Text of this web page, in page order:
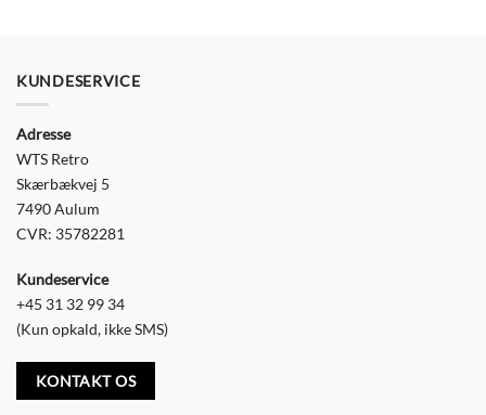
KUNDESERVICE
Adresse
WTS Retro
Skærbækvej 5
7490 Aulum
CVR: 35782281
Kundeservice
+45 31 32 99 34
(Kun opkald, ikke SMS)
KONTAKT OS